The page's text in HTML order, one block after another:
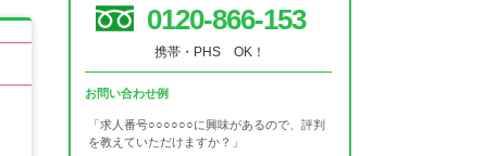
0120-866-153
携帯・PHS OK！
お問い合わせ例
「求人番号○○○○○○に興味があるので、評判
を教えていただけますか？」